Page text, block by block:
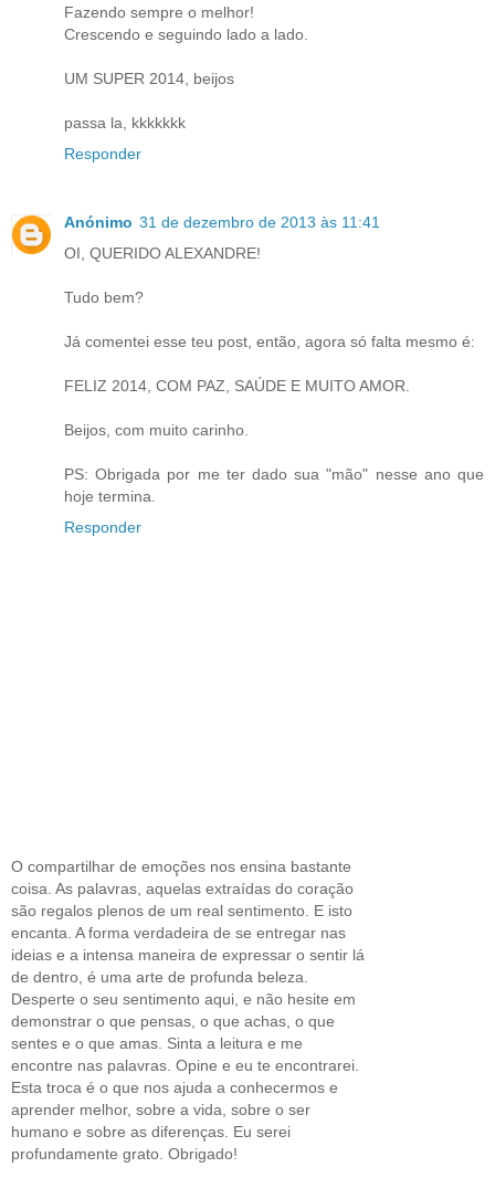
Fazendo sempre o melhor!
Crescendo e seguindo lado a lado.
UM SUPER 2014, beijos
passa la, kkkkkkk
Responder
Anónimo 31 de dezembro de 2013 às 11:41
OI, QUERIDO ALEXANDRE!
Tudo bem?
Já comentei esse teu post, então, agora só falta mesmo é:
FELIZ 2014, COM PAZ, SAÚDE E MUITO AMOR.
Beijos, com muito carinho.
PS: Obrigada por me ter dado sua "mão" nesse ano que
hoje termina.
Responder
O compartilhar de emoções nos ensina bastante
coisa. As palavras, aquelas extraídas do coração
são regalos plenos de um real sentimento. E isto
encanta. A forma verdadeira de se entregar nas
ideias e a intensa maneira de expressar o sentir lá
de dentro, é uma arte de profunda beleza.
Desperte o seu sentimento aqui, e não hesite em
demonstrar o que pensas, o que achas, o que
sentes e o que amas. Sinta a leitura e me
encontre nas palavras. Opine e eu te encontrarei.
Esta troca é o que nos ajuda a conhecermos e
aprender melhor, sobre a vida, sobre o ser
humano e sobre as diferenças. Eu serei
profundamente grato. Obrigado!